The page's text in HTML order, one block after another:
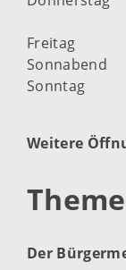
Freitag
Sonnabend
Sonntag
Weitere
Der